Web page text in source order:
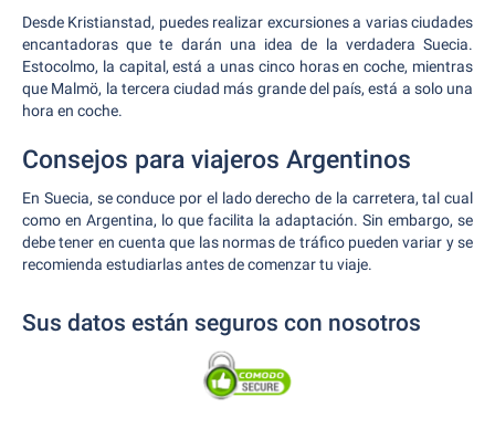
Desde Kristianstad, puedes realizar excursiones a varias ciudades
encantadoras que te darán una idea de la verdadera Suecia.
Estocolmo, la capital, está a unas cinco horas en coche, mientras
que Malmö, la tercera ciudad más grande del país, está a solo una
hora en coche.
Consejos para viajeros Argentinos
En Suecia, se conduce por el lado derecho de la carretera, tal cual
como en Argentina, lo que facilita la adaptación. Sin embargo, se
debe tener en cuenta que las normas de tráfico pueden variar y se
recomienda estudiarlas antes de comenzar tu viaje.
Sus datos están seguros con nosotros